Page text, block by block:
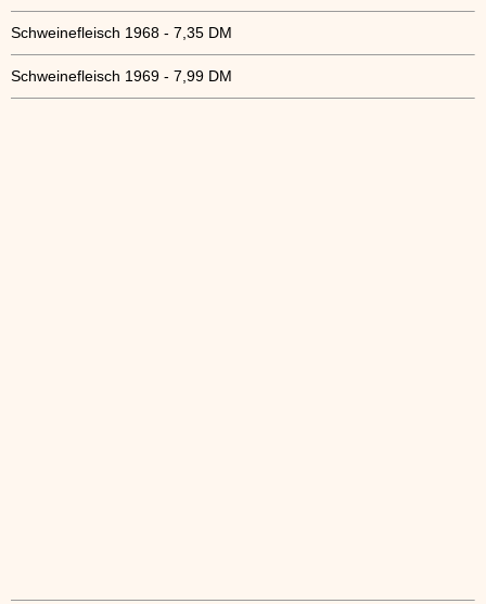
Schweinefleisch 1968 - 7,35 DM
Schweinefleisch 1969 - 7,99 DM